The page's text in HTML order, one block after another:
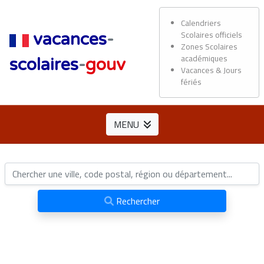
vacances-
scolaires-gouv
Calendriers
Scolaires officiels
Zones Scolaires
académiques
Vacances & Jours
fériés
MENU
Rechercher